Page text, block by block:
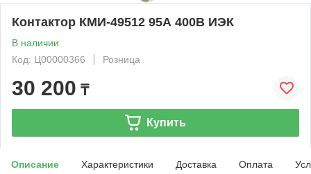
Контактор КМИ-49512 95А 400В ИЭК
В наличии
Код: Ц00000366
Розница
30 200 ₸
Купить
Описание Характеристики Доставка Оплата